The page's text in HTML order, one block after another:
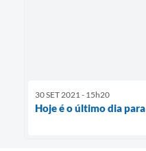
30 SET 2021 - 15h20
Hoje é o último dia